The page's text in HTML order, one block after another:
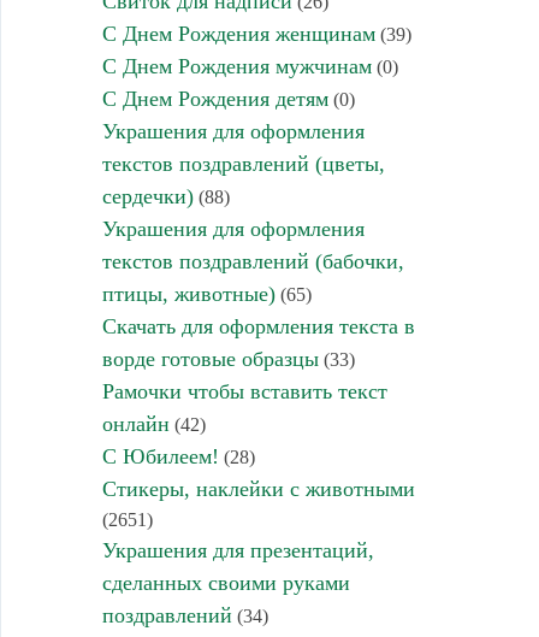
С Днем Рождения женщинам(39)
С Днем Рождения мужчинам(0)
С Днем Рождения детям(0)
Украшения для оформления
текстов поздравлений (цветы,
сердечки)(88)
Украшения для оформления
текстов поздравлений (бабочки,
птицы, животные)(65)
Скачать для оформления текста в
ворде готовые образцы(33)
Рамочки чтобы вставить текст
онлайн (42)
С Юбилеем! (28)
Стикеры, наклейки с животными
(2651)
Украшения для презентаций,
сделанных своими руками
поздравлений (34)